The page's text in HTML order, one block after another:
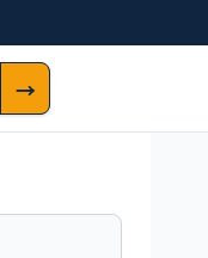
→